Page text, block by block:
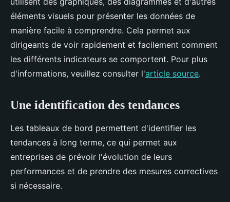
éléments visuels pour présenter les données de
manière facile à comprendre. Cela permet aux
dirigeants de voir rapidement et facilement comment
les différents indicateurs se comportent. Pour plus
d'informations, veuillez consulter l'article source.
Une identification des tendances
Les tableaux de bord permettent d'identifier les
tendances à long terme, ce qui permet aux
entreprises de prévoir l'évolution de leurs
performances et de prendre des mesures correctives
si nécessaire.